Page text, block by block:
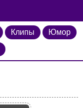
Клипы
Юмор